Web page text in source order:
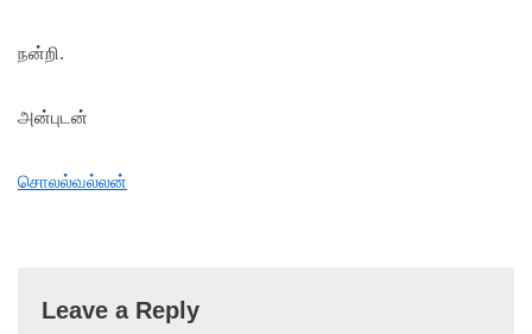
நன்றி.
அன்புடன்
சொலல்வல்லன்
Leave a Reply